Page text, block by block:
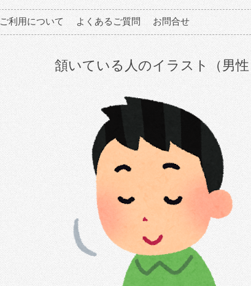
ご利用について よくあるご質問 お問合せ
頷いている人のイラスト（男性